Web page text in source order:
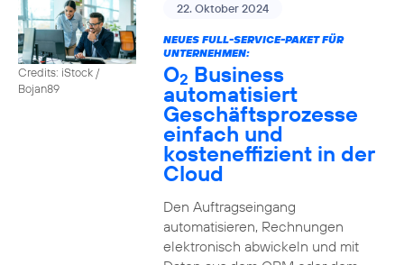
Credits: iStock /
Bojan89
22. Oktober 2024
NEUES FULL-SERVICE-PAKET FÜR
UNTERNEHMEN:
O2 Business
automatisiert
Geschäftsprozesse
einfach und
kosteneffizient in der
Cloud
Den Auftragseingang
automatisieren, Rechnungen
elektronisch abwickeln und mit